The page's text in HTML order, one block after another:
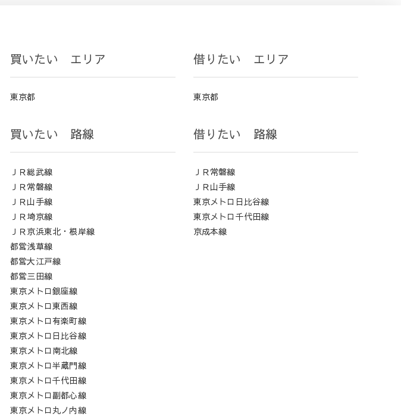
買いたい エリア
東京都
買いたい 路線
ＪＲ総武線
ＪＲ常磐線
ＪＲ山手線
ＪＲ埼京線
ＪＲ京浜東北・根岸線
都営浅草線
都営大江戸線
都営三田線
東京メトロ銀座線
東京メトロ東西線
東京メトロ有楽町線
東京メトロ日比谷線
東京メトロ南北線
東京メトロ半蔵門線
東京メトロ千代田線
東京メトロ副都心線
東京メトロ丸ノ内線
借りたい エリア
東京都
借りたい 路線
ＪＲ常磐線
ＪＲ山手線
東京メトロ日比谷線
東京メトロ千代田線
京成本線